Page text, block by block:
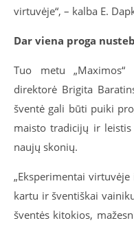
virtuvėje“, – kalba E.
Dar viena proga
Tuo metu „Maximos“
direktorė Brigita
šventė gali būti puiki
maisto tradicijų ir
naujų skonių.
„Eksperimentai
kartu ir šventiškai
šventės kitokios,